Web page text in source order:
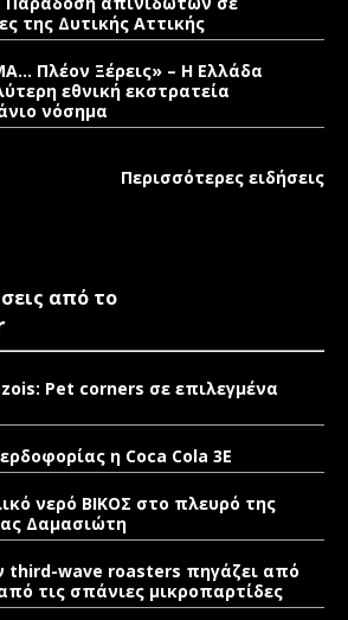
της Δυτικής Αττικής
Πλέον Ξέρεις» – Η Ελλάδα
εθνική εκστρατεία
νόσημα
Περισσότερες ειδήσεις
από το
Pet corners σε επιλεγμένα
η Coca Cola 3E
νερό ΒΙΚΟΣ στο πλευρό της
Δαμασιώτη
third-wave roasters πηγάζει από
τις σπάνιες μικροπαρτίδες